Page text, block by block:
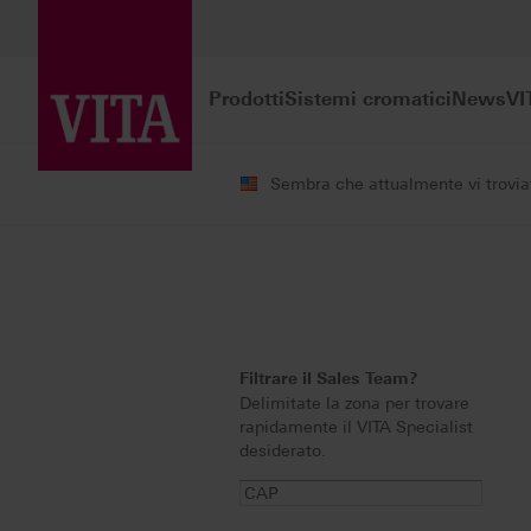
ProdottiSistemi cromaticiNews
Sembra che attualmente vi
Filtrare il Sales Team?
Delimitate la zona per trovare
rapidamente il VITA Specialist
desiderato.